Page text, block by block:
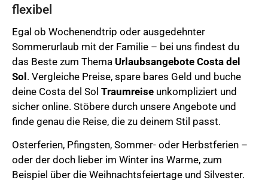
flexibel
Egal ob Wochenendtrip oder ausgedehnter
Sommerurlaub mit der Familie – bei uns findest du
das Beste zum Thema Urlaubsangebote Costa del
Sol. Vergleiche Preise, spare bares Geld und buche
deine Costa del Sol Traumreise unkompliziert und
sicher online. Stöbere durch unsere Angebote und
finde genau die Reise, die zu deinem Stil passt.
Osterferien, Pfingsten, Sommer- oder Herbstferien –
oder der doch lieber im Winter ins Warme, zum
Beispiel über die Weihnachtsfeiertage und Silvester.